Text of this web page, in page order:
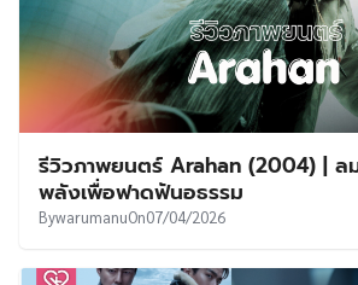
รีวิวภาพยนตร์ Arahan (2004) |
พลังเพื่อฟาดฟันอธรรม
BywarumanuOn07/04/2026